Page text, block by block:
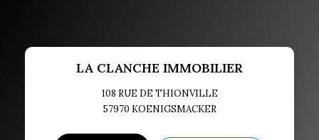
LA CLANCHE IMMOBILIER
108 RUE DE THIONVILLE
57970 KOENIGSMACKER